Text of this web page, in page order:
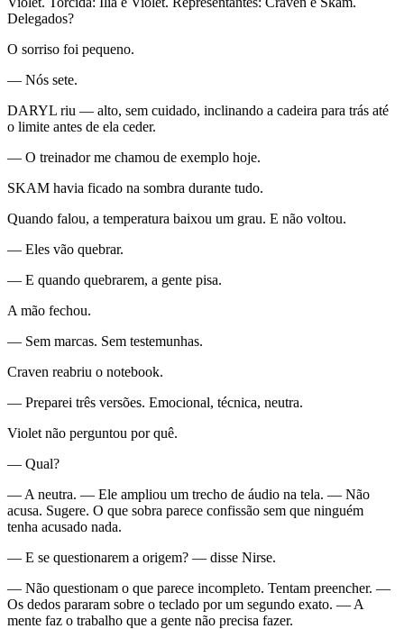
Delegados?
O sorriso foi pequeno.
— Nós sete.
DARYL riu — alto, sem cuidado, inclinando a cadeira para trás até
o limite antes de ela ceder.
— O treinador me chamou de exemplo hoje.
SKAM havia ficado na sombra durante tudo.
Quando falou, a temperatura baixou um grau. E não voltou.
— Eles vão quebrar.
— E quando quebrarem, a gente pisa.
A mão fechou.
— Sem marcas. Sem testemunhas.
Craven reabriu o notebook.
— Preparei três versões. Emocional, técnica, neutra.
Violet não perguntou por quê.
— Qual?
— A neutra. — Ele ampliou um trecho de áudio na tela. — Não
acusa. Sugere. O que sobra parece confissão sem que ninguém
tenha acusado nada.
— E se questionarem a origem? — disse Nirse.
— Não questionam o que parece incompleto. Tentam preencher. —
Os dedos pararam sobre o teclado por um segundo exato. — A
mente faz o trabalho que a gente não precisa fazer.